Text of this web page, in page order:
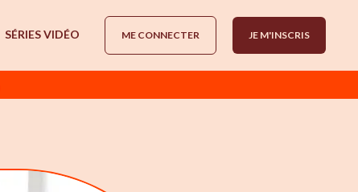
SÉRIES VIDÉO ME CONNECTER JE M'INSCRIS